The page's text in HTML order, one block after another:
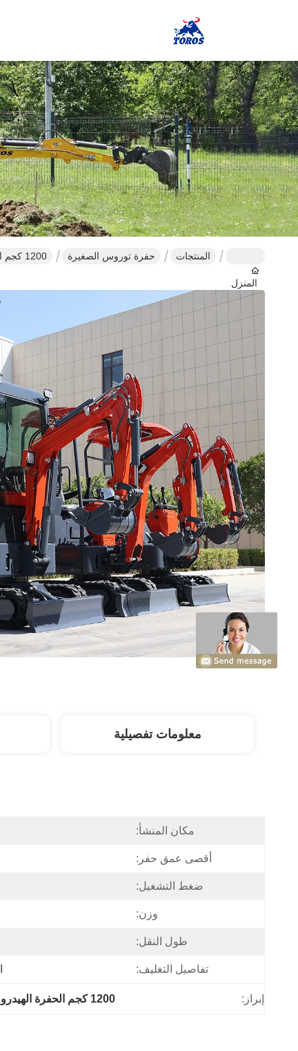
المنزل
المنتجات حفرة توروس الصغيرة 1200 كجم الحفرة الهيدروليكية المصغرة
معلومات تفصيلية
مكان المنشأ:
أقصى عمق حفر:
ضغط التشغيل:
وزن:
طول النقل:
تفاصيل التغليف:
إبراز: 1200 كجم الحفرة الهيدروليكية المصغرة,حفرة ديزل صغيرة 1200 كجم